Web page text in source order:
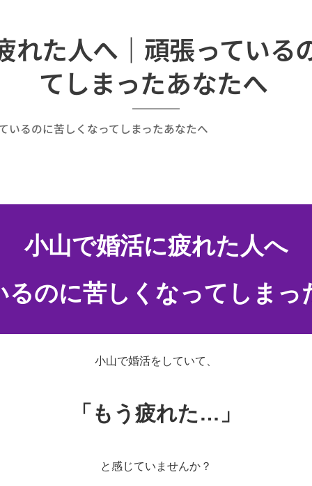
れた人へ｜頑張っている
てしまったあなたへ
いるのに苦しくなってしまったあなたへ
小山で婚活に疲れた人へ
るのに苦しくなってしまっ
小山で婚活をしていて、
「もう疲れた…」
と感じていませんか？